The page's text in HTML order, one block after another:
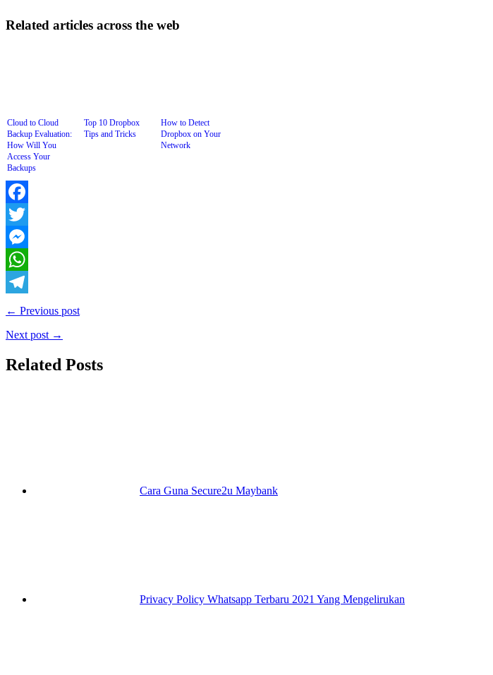
Related articles across the web
Cloud to Cloud
Backup Evaluation:
How Will You
Access Your
Backups
Top 10 Dropbox
Tips and Tricks
How to Detect
Dropbox on Your
Network
Facebook
Twitter
Messenger
WhatsApp
Telegram
← Previous post
Next post →
Related Posts
Cara Guna Secure2u Maybank
Privacy Policy Whatsapp Terbaru 2021 Yang Mengelirukan